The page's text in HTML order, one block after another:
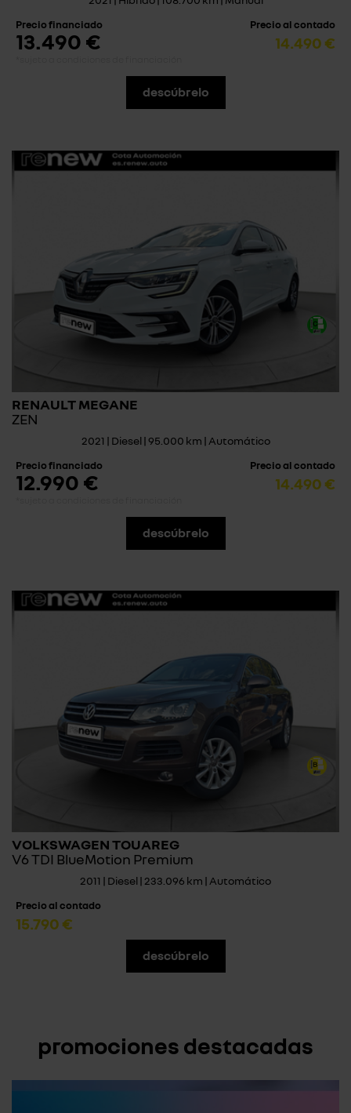
Precio financiado
13.490 €
Precio al contado
14.490 €
descúbrelo
RENAULT MEGANE
ZEN
2021 | Diesel | 95.000 km | Automático
Precio financiado
12.990 €
Precio al contado
14.490 €
descúbrelo
VOLKSWAGEN TOUAREG
V6 TDI BlueMotion Premium
2011 | Diesel | 233.096 km | Automático
Precio al contado
15.790 €
descúbrelo
promociones destacadas